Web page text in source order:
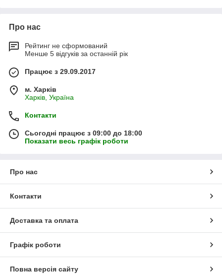
Про нас
Рейтинг не сформований
Менше 5 відгуків за останній рік
Працює з 29.09.2017
м. Харків
Харків, Україна
Контакти
Сьогодні працює з 09:00 до 18:00
Показати весь графік роботи
Про нас
Контакти
Доставка та оплата
Графік роботи
Повна версія сайту